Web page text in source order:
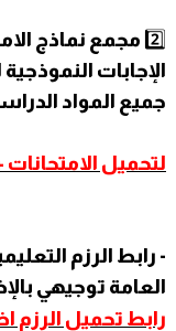
2️⃣ مجمع نماذج
الإجابات
جميع المواد
لتحميل
- رابط الرزم
العامة توجيهي
رابط تحميل الرزم